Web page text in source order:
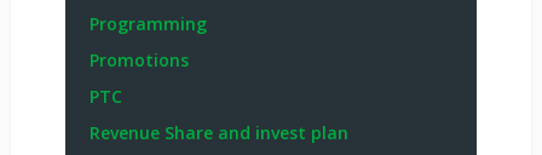
Programming
Promotions
PTC
Revenue Share and invest plan